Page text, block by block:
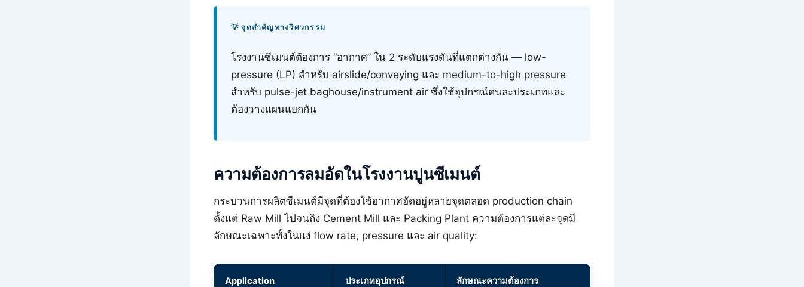
💡 จุดสำคัญทางวิศวกรรม
โรงงานซีเมนต์ต้องการ “อากาศ” ใน 2 ระดับแรงดันที่แตกต่างกัน — low-
pressure (LP) สำหรับ airslide/conveying และ medium-to-high pressure
สำหรับ pulse-jet baghouse/instrument air ซึ่งใช้อุปกรณ์คนละประเภทและ
ต้องวางแผนแยกกัน
ความต้องการลมอัดในโรงงานปูนซีเมนต์
กระบวนการผลิตซีเมนต์มีจุดที่ต้องใช้อากาศอัดอยู่หลายจุดตลอด production chain
ตั้งแต่ Raw Mill ไปจนถึง Cement Mill และ Packing Plant ความต้องการแต่ละจุดมี
ลักษณะเฉพาะทั้งในแง่ flow rate, pressure และ air quality:
Application ประเภทอุปกรณ์ ลักษณะความต้องการ